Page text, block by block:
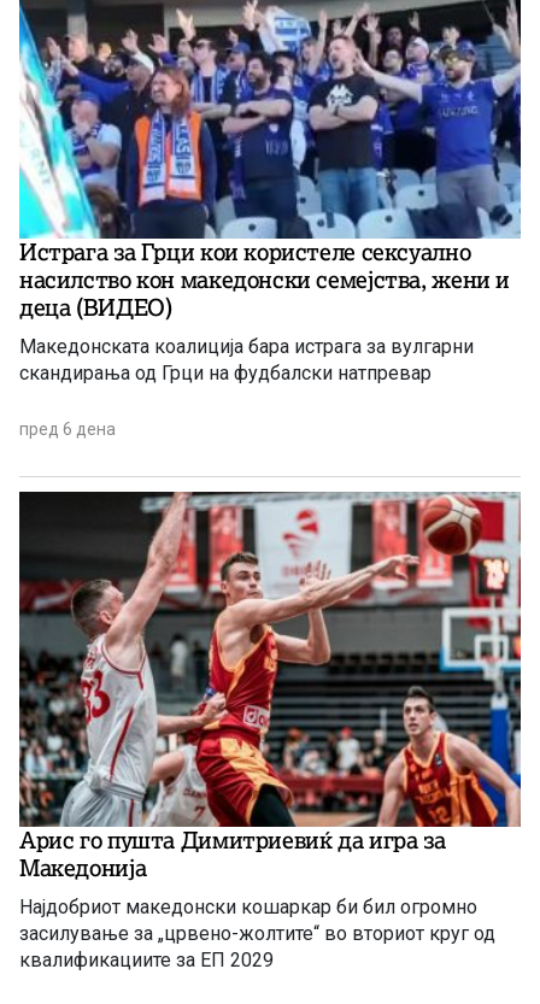
Истрага за Грци кои користеле сексуално
насилство кон македонски семејства, жени и
деца (ВИДЕО)
Македонската коалиција бара истрага за вулгарни
скандирања од Грци на фудбалски натпревар
пред 6 дена
Арис го пушта Димитриевиќ да игра за
Македонија
Најдобриот македонски кошаркар би бил огромно
засилување за „црвено-жолтите“ во вториот круг од
квалификациите за ЕП 2029